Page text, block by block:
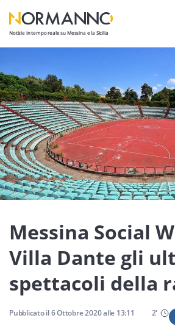
Notizie in tempo reale su Messina e la Sicilia
Attualità
Cronaca
Politica
Cultura
Lavoro
Società
Economia
Sport
Sicilia
Messina Social
Villa Dante gli
spettacoli della
Pubblicato il6 Ottobre 2020alle 13:11 2'